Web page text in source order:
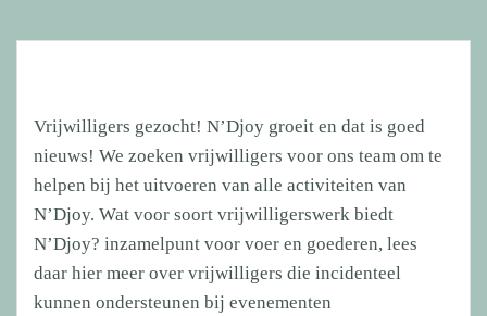
Vrijwilligers gezocht! N’Djoy groeit en dat is goed
nieuws! We zoeken vrijwilligers voor ons team om te
helpen bij het uitvoeren van alle activiteiten van
N’Djoy. Wat voor soort vrijwilligerswerk biedt
N’Djoy? inzamelpunt voor voer en goederen, lees
daar hier meer over vrijwilligers die incidenteel
kunnen ondersteunen bij evenementen